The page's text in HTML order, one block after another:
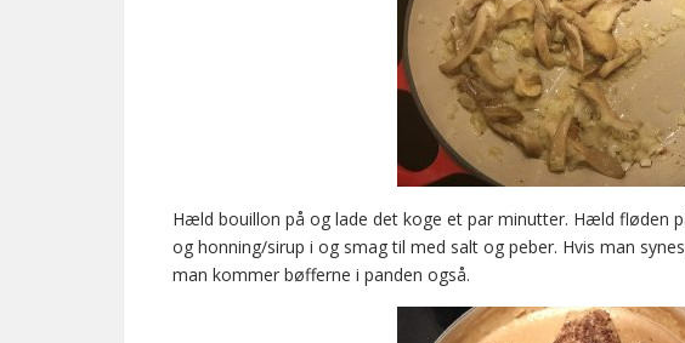
Hæld bouillon på og lade det koge et par minutter. Hæld fløden
og honning/sirup i og smag til med salt og peber. Hvis man
man kommer bøfferne i panden også.